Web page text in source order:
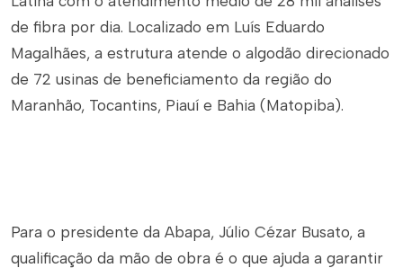
de fibra por dia. Localizado em Luís Eduardo
Magalhães, a estrutura atende o algodão direcionado
de 72 usinas de beneficiamento da região do
Maranhão, Tocantins, Piauí e Bahia (Matopiba).
Para o presidente da Abapa, Júlio Cézar Busato, a
qualificação da mão de obra é o que ajuda a garantir